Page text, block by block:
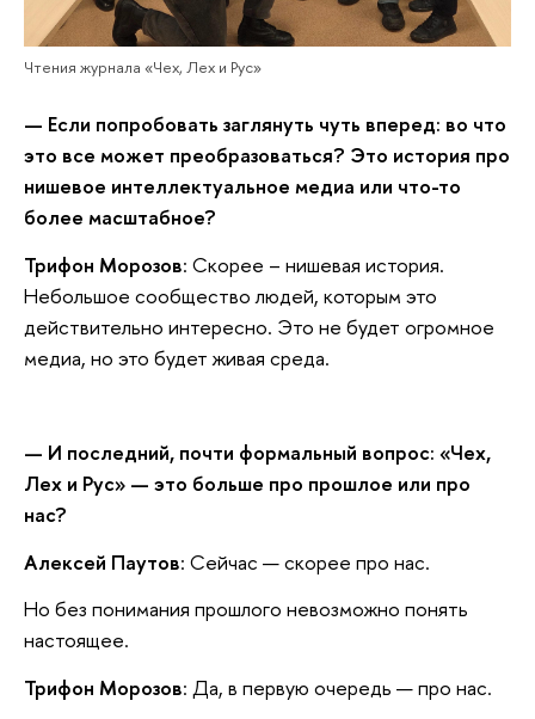
Чтения журнала «Чех, Лех и Рус»
— Если попробовать заглянуть чуть вперед: во что
это все может преобразоваться? Это история про
нишевое интеллектуальное медиа или что-то
более масштабное?
Трифон Морозов: Скорее – нишевая история.
Небольшое сообщество людей, которым это
действительно интересно. Это не будет огромное
медиа, но это будет живая среда.
— И последний, почти формальный вопрос: «Чех,
Лех и Рус» — это больше про прошлое или про
нас?
Алексей Паутов: Сейчас — скорее про нас.
Но без понимания прошлого невозможно понять
настоящее.
Трифон Морозов: Да, в первую очередь — про нас.